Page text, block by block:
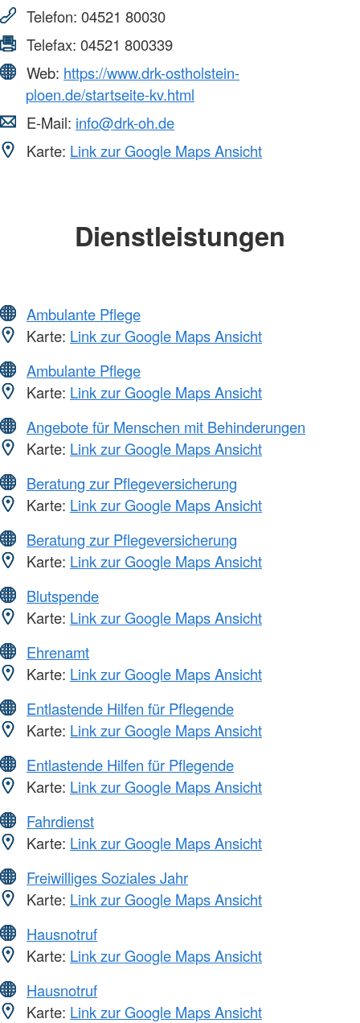
Telefon: 04521 80030
Telefax: 04521 800339
Web: https://www.drk-ostholstein-
ploen.de/startseite-kv.html
E-Mail: info@drk-oh.de
Karte: Link zur Google Maps Ansicht
Dienstleistungen
Ambulante Pflege
Karte: Link zur Google Maps Ansicht
Ambulante Pflege
Karte: Link zur Google Maps Ansicht
Angebote für Menschen mit Behinderungen
Karte: Link zur Google Maps Ansicht
Beratung zur Pflegeversicherung
Karte: Link zur Google Maps Ansicht
Beratung zur Pflegeversicherung
Karte: Link zur Google Maps Ansicht
Blutspende
Karte: Link zur Google Maps Ansicht
Ehrenamt
Karte: Link zur Google Maps Ansicht
Entlastende Hilfen für Pflegende
Karte: Link zur Google Maps Ansicht
Entlastende Hilfen für Pflegende
Karte: Link zur Google Maps Ansicht
Fahrdienst
Karte: Link zur Google Maps Ansicht
Freiwilliges Soziales Jahr
Karte: Link zur Google Maps Ansicht
Hausnotruf
Karte: Link zur Google Maps Ansicht
Hausnotruf
Karte: Link zur Google Maps Ansicht